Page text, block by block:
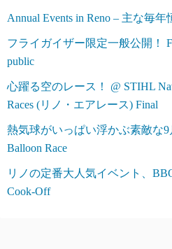
Annual Events in Reno – 主な毎年
フライガイザー限定一般公開！
public
心躍る空のレース！ @ STIHL
Races (リノ・エアレース) Final
熱気球がいっぱい浮かぶ素敵な9
Balloon Race
リノの定番大人気イベント、
Cook-Off